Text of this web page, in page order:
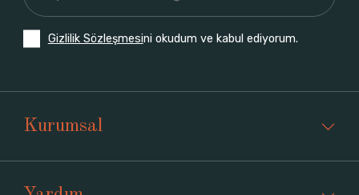
Gizlilik Sözleşmesini okudum ve kabul ediyorum.
Kurumsal